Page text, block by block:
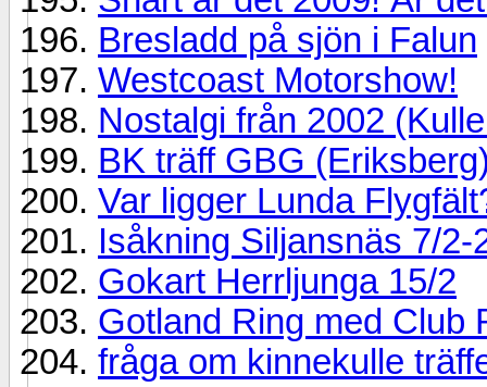
Bresladd på sjön i Falun
Westcoast Motorshow!
Nostalgi från 2002
BK träff GBG
Var ligger Lunda
Isåkning Siljansnäs 7/2-
Gokart Herrljunga 15/2
Gotland Ring med Club
fråga om kinnekulle